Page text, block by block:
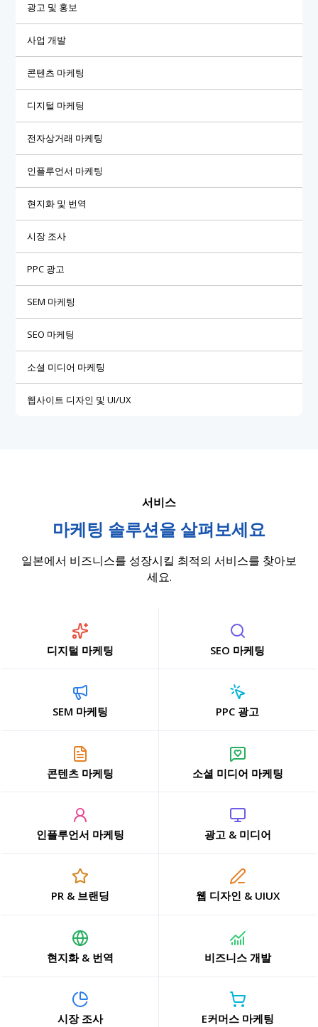
광고 및 홍보
사업 개발
콘텐츠 마케팅
디지털 마케팅
전자상거래 마케팅
인플루언서 마케팅
현지화 및 번역
시장 조사
PPC 광고
SEM 마케팅
SEO 마케팅
소셜 미디어 마케팅
웹사이트 디자인 및 UI/UX
서비스
마케팅 솔루션을 살펴보세요
일본에서 비즈니스를 성장시킬 최적의 서비스를 찾아보
세요.
디지털 마케팅 SEO 마케팅
SEM 마케팅 PPC 광고
콘텐츠 마케팅 소셜 미디어 마케팅
인플루언서 마케팅 광고 & 미디어
PR & 브랜딩 웹 디자인 & UIUX
현지화 & 번역 비즈니스 개발
시장 조사 E커머스 마케팅